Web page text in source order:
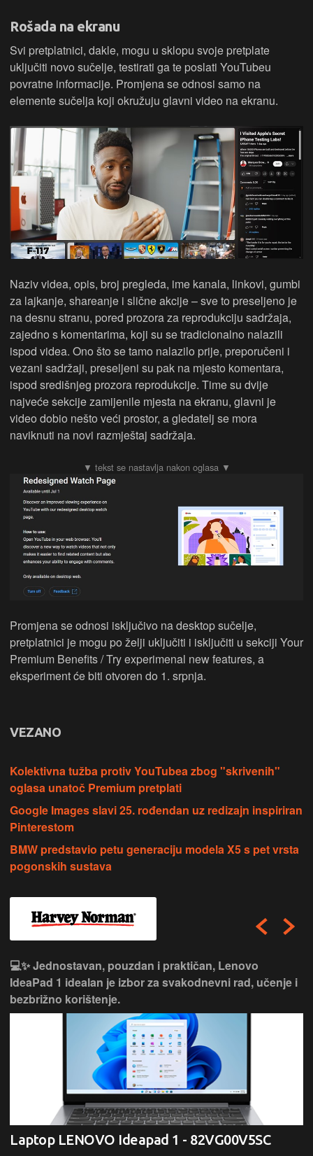
Rošada na ekranu
Svi pretplatnici, dakle, mogu u sklopu svoje pretplate
uključiti novo sučelje, testirati ga te poslati YouTubeu
povratne informacije. Promjena se odnosi samo na
elemente sučelja koji okružuju glavni video na ekranu.
Naziv videa, opis, broj pregleda, ime kanala, linkovi, gumbi
za lajkanje, shareanje i slične akcije – sve to preseljeno je
na desnu stranu, pored prozora za reprodukciju sadržaja,
zajedno s komentarima, koji su se tradicionalno nalazili
ispod videa. Ono što se tamo nalazilo prije, preporučeni i
vezani sadržaji, preseljeni su pak na mjesto komentara,
ispod središnjeg prozora reprodukcije. Time su dvije
najveće sekcije zamijenile mjesta na ekranu, glavni je
video dobio nešto veći prostor, a gledatelj se mora
naviknuti na novi razmještaj sadržaja.
Promjena se odnosi isključivo na desktop sučelje,
pretplatnici je mogu po želji uključiti i isključiti u sekciji Your
Premium Benefits / Try experimenal new features, a
eksperiment će biti otvoren do 1. srpnja.
VEZANO
Kolektivna tužba protiv YouTubea zbog "skrivenih"
oglasa unatoč Premium pretplati
Google Images slavi 25. rođendan uz redizajn inspiriran
Pinterestom
BMW predstavio petu generaciju modela X5 s pet vrsta
pogonskih sustava
💻✨ Jednostavan, pouzdan i praktičan, Lenovo
IdeaPad 1 idealan je izbor za svakodnevni rad, učenje i
bezbrižno korištenje.
Laptop LENOVO Ideapad 1 - 82VG00V5SC